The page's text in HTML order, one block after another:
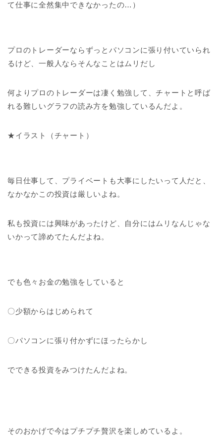
て仕事に全然集中できなかったの…）
プロのトレーダーならずっとパソコンに張り付いていられ
るけど、一般人ならそんなことはムリだし
何よりプロのトレーダーは凄く勉強して、チャートと呼ば
れる難しいグラフの読み方を勉強しているんだよ。
★イラスト（チャート）
毎日仕事して、プライベートも大事にしたいって人だと、
なかなかこの投資は厳しいよね。
私も投資には興味があったけど、自分にはムリなんじゃな
いかって諦めてたんだよね。
でも色々お金の勉強をしていると
〇少額からはじめられて
〇パソコンに張り付かずにほったらかし
でできる投資をみつけたんだよね。
そのおかげで今はプチプチ贅沢を楽しめているよ。